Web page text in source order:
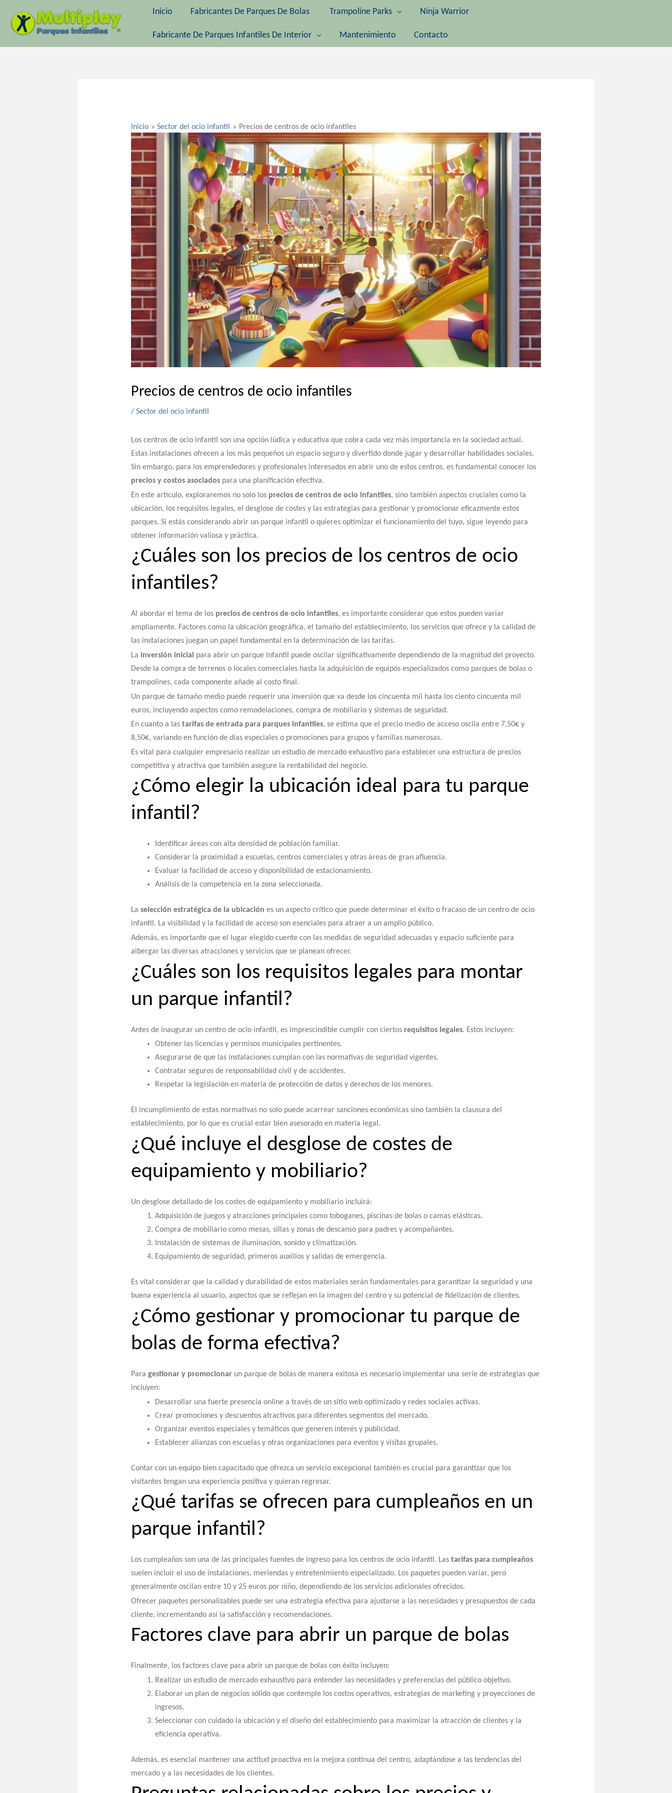
contenido
Inicio Fabricantes De Parques De Bolas Trampoline Parks Ninja Warrior
Fabricante De Parques Infantiles De Interior Mantenimiento Contacto
Inicio Sector del ocio infantil Precios de centros de ocio infantiles
Precios de centros de ocio infantiles
/ Sector del ocio infantil
Los centros de ocio infantil son una opción lúdica y educativa que cobra cada vez más importancia en la sociedad actual.
Estas instalaciones ofrecen a los más pequeños un espacio seguro y divertido donde jugar y desarrollar habilidades sociales.
Sin embargo, para los emprendedores y profesionales interesados en abrir uno de estos centros, es fundamental conocer los
precios y costos asociadospara una planificación efectiva.
En este artículo, exploraremos no solo los precios de centros de ocio infantiles, sino también aspectos cruciales como la
ubicación, los requisitos legales, el desglose de costes y las estrategias para gestionar y promocionar eficazmente estos
parques. Si estás considerando abrir un parque infantil o quieres optimizar el funcionamiento del tuyo, sigue leyendo para
obtener información valiosa y práctica.
¿Cuáles son los precios de los centros de ocio
infantiles?
Al abordar el tema de los precios de centros de ocio infantiles, es importante considerar que estos pueden variar
ampliamente. Factores como la ubicación geográfica, el tamaño del establecimiento, los servicios que ofrece y la calidad de
las instalaciones juegan un papel fundamental en la determinación de las tarifas.
La inversión inicial
para abrir un parque infantil puede oscilar significativamente dependiendo de la magnitud del proyecto.
Desde la compra de terrenos o locales comerciales hasta la adquisición de equipos especializados como parques de bolas o
trampolines, cada componente añade al costo final.
Un parque de tamaño medio puede requerir una inversión que va desde los cincuenta mil hasta los ciento cincuenta mil
euros, incluyendo aspectos como remodelaciones, compra de mobiliario y sistemas de seguridad.
En cuanto a las tarifas de entrada para parques infantiles, se estima que el precio medio de acceso oscila entre 7,50€ y
8,50€, variando en función de días especiales o promociones para grupos y familias numerosas.
Es vital para cualquier empresario realizar un estudio de mercado exhaustivo para establecer una estructura de precios
competitiva y atractiva que también asegure la rentabilidad del negocio.
¿Cómo elegir la ubicación ideal para tu parque
infantil?
Identificar áreas con alta densidad de población familiar.
Considerar la proximidad a escuelas, centros comerciales y otras áreas de gran afluencia.
Evaluar la facilidad de acceso y disponibilidad de estacionamiento.
Análisis de la competencia en la zona seleccionada.
La selección estratégica de la ubicación es un aspecto crítico que puede determinar el éxito o fracaso de un centro de ocio
infantil. La visibilidad y la facilidad de acceso son esenciales para atraer a un amplio público.
Además, es importante que el lugar elegido cuente con las medidas de seguridad adecuadas y espacio suficiente para
albergar las diversas atracciones y servicios que se planean ofrecer.
¿Cuáles son los requisitos legales para montar
un parque infantil?
Antes de inaugurar un centro de ocio infantil, es imprescindible cumplir con ciertos requisitos legales. Estos incluyen:
Obtener las licencias y permisos municipales pertinentes.
Asegurarse de que las instalaciones cumplan con las normativas de seguridad vigentes.
Contratar seguros de responsabilidad civil y de accidentes.
Respetar la legislación en materia de protección de datos y derechos de los menores.
El incumplimiento de estas normativas no solo puede acarrear sanciones económicas sino también la clausura del
establecimiento, por lo que es crucial estar bien asesorado en materia legal.
¿Qué incluye el desglose de costes de
equipamiento y mobiliario?
Un desglose detallado de los costes de equipamiento y mobiliario incluirá:
Adquisición de juegos y atracciones principales como toboganes, piscinas de bolas o camas elásticas.
Compra de mobiliario como mesas, sillas y zonas de descanso para padres y acompañantes.
Instalación de sistemas de iluminación, sonido y climatización.
Equipamiento de seguridad, primeros auxilios y salidas de emergencia.
Es vital considerar que la calidad y durabilidad de estos materiales serán fundamentales para garantizar la seguridad y una
buena experiencia al usuario, aspectos que se reflejan en la imagen del centro y su potencial de fidelización de clientes.
¿Cómo gestionar y promocionar tu parque de
bolas de forma efectiva?
Para gestionar y promocionarun parque de bolas de manera exitosa es necesario implementar una serie de estrategias que
incluyen:
Desarrollar una fuerte presencia online a través de un sitio web optimizado y redes sociales activas.
Crear promociones y descuentos atractivos para diferentes segmentos del mercado.
Organizar eventos especiales y temáticos que generen interés y publicidad.
Establecer alianzas con escuelas y otras organizaciones para eventos y visitas grupales.
Contar con un equipo bien capacitado que ofrezca un servicio excepcional también es crucial para garantizar que los
visitantes tengan una experiencia positiva y quieran regresar.
¿Qué tarifas se ofrecen para cumpleaños en un
parque infantil?
Los cumpleaños son una de las principales fuentes de ingreso para los centros de ocio infantil. Las tarifas para cumpleaños
suelen incluir el uso de instalaciones, meriendas y entretenimiento especializado. Los paquetes pueden variar, pero
generalmente oscilan entre 10 y 25 euros por niño, dependiendo de los servicios adicionales ofrecidos.
Ofrecer paquetes personalizables puede ser una estrategia efectiva para ajustarse a las necesidades y presupuestos de cada
cliente, incrementando así la satisfacción y recomendaciones.
Factores clave para abrir un parque de bolas
Finalmente, los factores clave para abrir un parque de bolas con éxito incluyen:
Realizar un estudio de mercado exhaustivo para entender las necesidades y preferencias del público objetivo.
Elaborar un plan de negocios sólido que contemple los costos operativos, estrategias de marketing y proyecciones de
ingresos.
Seleccionar con cuidado la ubicación y el diseño del establecimiento para maximizar la atracción de clientes y la
eficiencia operativa.
Además, es esencial mantener una actitud proactiva en la mejora continua del centro, adaptándose a las tendencias del
mercado y a las necesidades de los clientes.